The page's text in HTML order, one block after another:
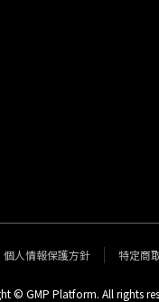
個人情報保護方針 特定商
© GMP Platform. All rights